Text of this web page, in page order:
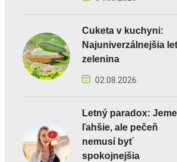
Cuketa v kuchyni:
Najuniverzálnejšia
zelenina
02.08.2026
Letný paradox: Jeme
ľahšie, ale pečeň
nemusí byť
spokojnejšia